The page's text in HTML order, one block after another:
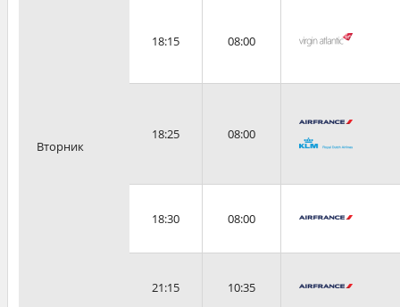
Вторник
18:15 08:00
18:25 08:00
18:30 08:00
21:15 10:35